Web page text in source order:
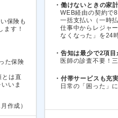
保険も
ます！
た保険
とは直
いま
作成）
・働けないときの家
WEB経由の契約で8
一括支払い（一時
仕事中からレジャ
なくなった」を24
・告知は最少で2項目
医師の診査不要！
・付帯サービスも充実
日常の「困った」